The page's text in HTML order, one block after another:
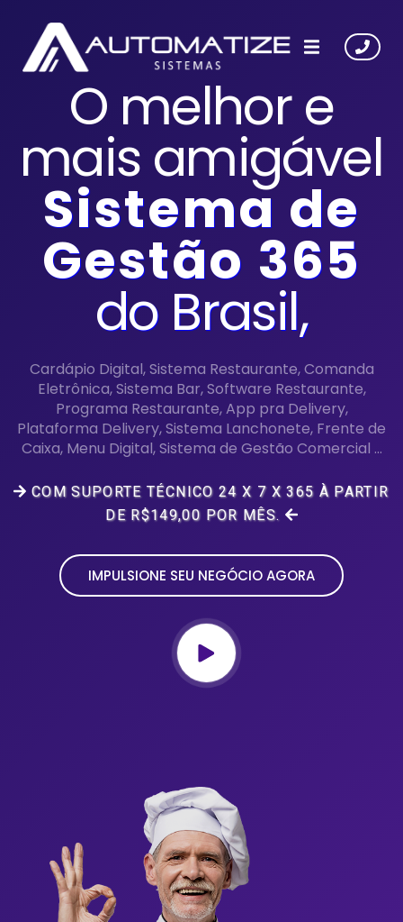
O melhor e
mais amigável
Sistema de
Gestão 365
do Brasil,
Cardápio Digital, Sistema Restaurante, Comanda
Eletrônica, Sistema Bar, Software Restaurante,
Programa Restaurante, App pra Delivery,
Plataforma Delivery, Sistema Lanchonete, Frente de
Caixa, Menu Digital, Sistema de Gestão Comercial ...
COM SUPORTE TÉCNICO 24 X 7 X 365 À PARTIR
DE R$149,00 POR MÊS.
IMPULSIONE SEU NEGÓCIO AGORA